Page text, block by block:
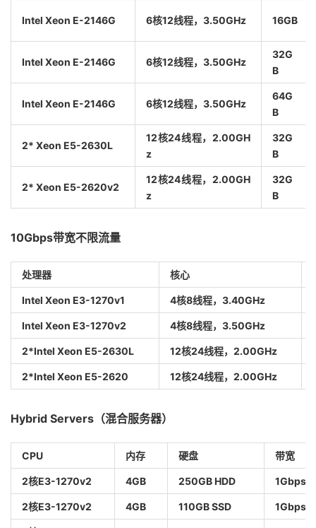
Intel Xeon E-2146G 6核12线程，3.50GHz 16GB
Intel Xeon E-2146G 6核12线程，3.50GHz
32G
B
Intel Xeon E-2146G 6核12线程，3.50GHz
64G
B
2* Xeon E5-2630L
12核24线程，2.00GH
z
32G
B
2* Xeon E5-2620v2
12核24线程，2.00GH
z
32G
B
10Gbps带宽不限流量
处理器 核心
Intel Xeon E3-1270v1 4核8线程，3.40GHz
Intel Xeon E3-1270v2 4核8线程，3.50GHz
2*Intel Xeon E5-2630L 12核24线程，2.00GHz
2*Intel Xeon E5-2620 12核24线程，2.00GHz
Hybrid Servers（混合服务器）
CPU 内存 硬盘 带宽
2核E3-1270v2 4GB 250GB HDD 1Gbps
2核E3-1270v2 4GB 110GB SSD 1Gbps